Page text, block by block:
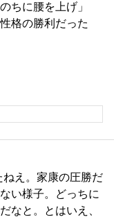
ちに腰を上げ」
格の勝利だった
え。家康の圧勝だ
い様子。どっちに
なと。とはいえ、